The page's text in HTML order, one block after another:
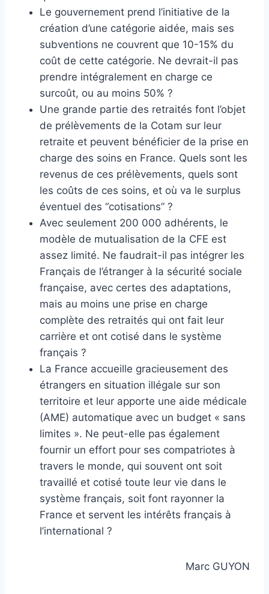
Le gouvernement prend l’initiative de la
création d’une catégorie aidée, mais ses
subventions ne couvrent que 10-15% du
coût de cette catégorie. Ne devrait-il pas
prendre intégralement en charge ce
surcoût, ou au moins 50% ?
Une grande partie des retraités font l’objet
de prélèvements de la Cotam sur leur
retraite et peuvent bénéficier de la prise en
charge des soins en France. Quels sont les
revenus de ces prélèvements, quels sont
les coûts de ces soins, et où va le surplus
éventuel des “cotisations” ?
Avec seulement 200 000 adhérents, le
modèle de mutualisation de la CFE est
assez limité. Ne faudrait-il pas intégrer les
Français de l’étranger à la sécurité sociale
française, avec certes des adaptations,
mais au moins une prise en charge
complète des retraités qui ont fait leur
carrière et ont cotisé dans le système
français ?
La France accueille gracieusement des
étrangers en situation illégale sur son
territoire et leur apporte une aide médicale
(AME) automatique avec un budget « sans
limites ». Ne peut-elle pas également
fournir un effort pour ses compatriotes à
travers le monde, qui souvent ont soit
travaillé et cotisé toute leur vie dans le
système français, soit font rayonner la
France et servent les intérêts français à
l’international ?
Marc GUYON